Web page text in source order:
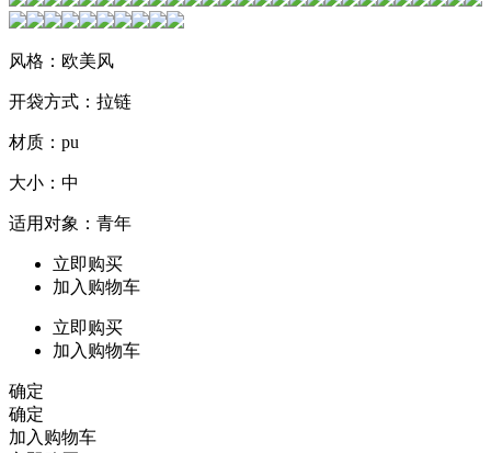
风格：欧美风
开袋方式：拉链
材质：pu
大小：中
适用对象：青年
立即购买
加入购物车
立即购买
加入购物车
确定
确定
加入购物车